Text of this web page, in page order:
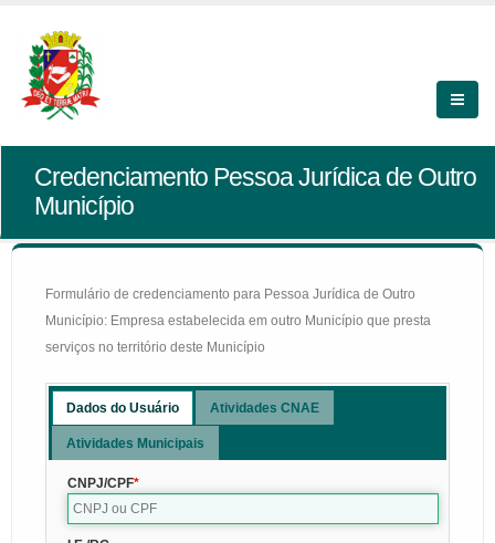
Credenciamento Pessoa Jurídica de Outro
Município
Formulário de credenciamento para Pessoa Jurídica de Outro
Município: Empresa estabelecida em outro Município que presta
serviços no território deste Município
Dados do Usuário Atividades CNAE
Atividades Municipais
CNPJ/CPF